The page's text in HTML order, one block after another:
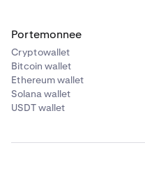
Portemonnee
Cryptowallet
Bitcoin wallet
Ethereum wallet
Solana wallet
USDT wallet